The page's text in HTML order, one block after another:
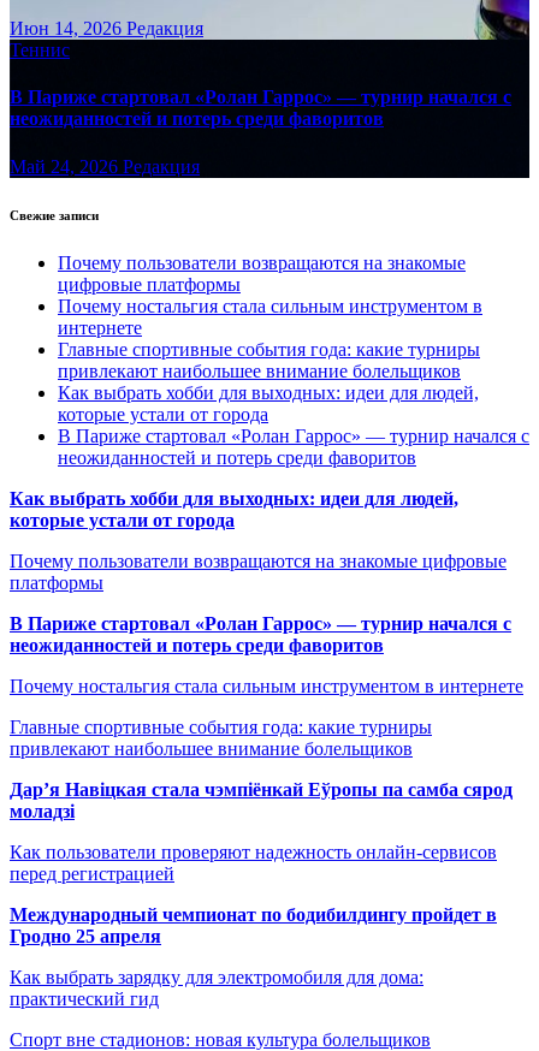
Июн 14, 2026 Редакция
Теннис
В Париже стартовал «Ролан Гаррос» — турнир начался с
неожиданностей и потерь среди фаворитов
Май 24, 2026 Редакция
Свежие записи
Почему пользователи возвращаются на знакомые
цифровые платформы
Почему ностальгия стала сильным инструментом в
интернете
Главные спортивные события года: какие турниры
привлекают наибольшее внимание болельщиков
Как выбрать хобби для выходных: идеи для людей,
которые устали от города
В Париже стартовал «Ролан Гаррос» — турнир начался с
неожиданностей и потерь среди фаворитов
Как выбрать хобби для выходных: идеи для людей,
которые устали от города
Почему пользователи возвращаются на знакомые цифровые
платформы
В Париже стартовал «Ролан Гаррос» — турнир начался с
неожиданностей и потерь среди фаворитов
Почему ностальгия стала сильным инструментом в интернете
Главные спортивные события года: какие турниры
привлекают наибольшее внимание болельщиков
Дар’я Навіцкая стала чэмпіёнкай Еўропы па самба сярод
моладзі
Как пользователи проверяют надежность онлайн-сервисов
перед регистрацией
Международный чемпионат по бодибилдингу пройдет в
Гродно 25 апреля
Как выбрать зарядку для электромобиля для дома:
практический гид
Спорт вне стадионов: новая культура болельщиков